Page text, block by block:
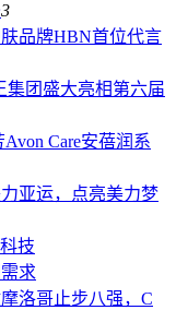
3
品牌HBN首位代言
团盛大亮相第六届
Care安蓓润系
亚运，点亮美力梦
技
求
洛哥止步八强，C